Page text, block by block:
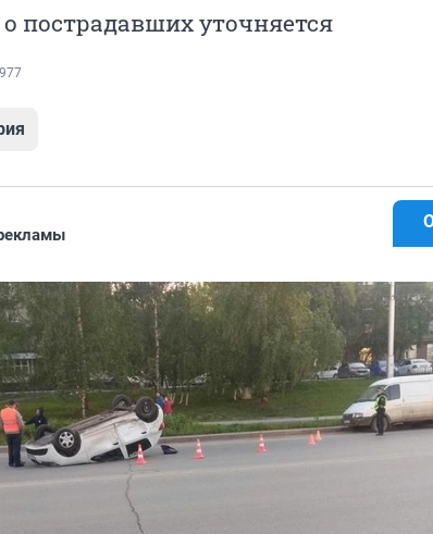
пострадавших уточняется